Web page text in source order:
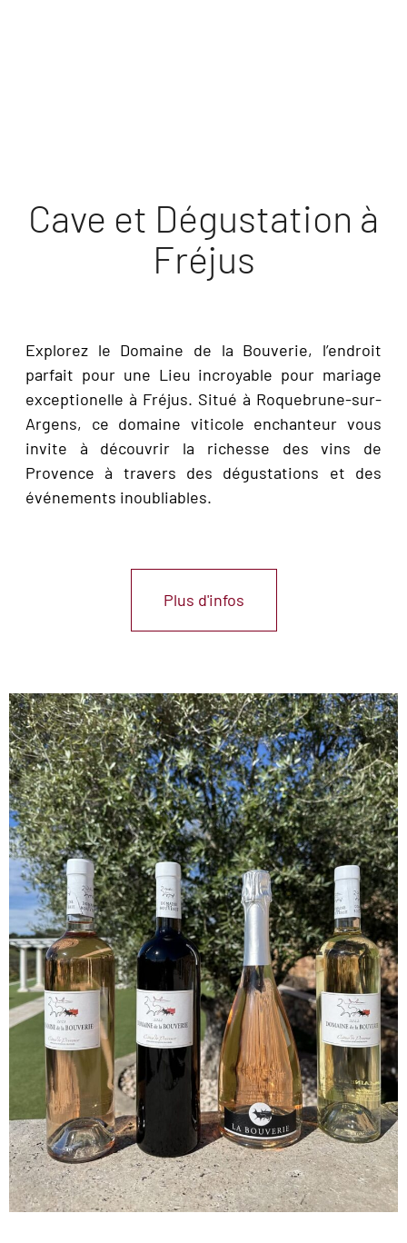
Cave et Dégustation à
Fréjus
Explorez le Domaine de la Bouverie, l’endroit
parfait pour une Lieu incroyable pour mariage
exceptionelle à Fréjus. Situé à Roquebrune-sur-
Argens, ce domaine viticole enchanteur vous
invite à découvrir la richesse des vins de
Provence à travers des dégustations et des
événements inoubliables.
Plus d'infos